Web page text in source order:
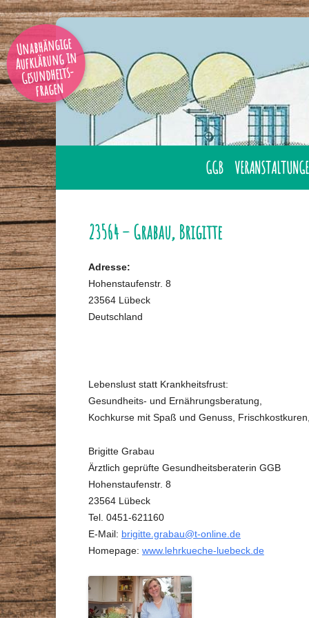
Unabhängige
Aufklärung in
Gesundheits-
fragen
GGB
DR. MAX-OTTO-BRUKER
PRESSE
23564 – Grabau, Brigitte
Adresse:
Hohenstaufenstr. 8
23564 Lübeck
Deutschland
Lebenslust statt Krankheitsfrust:
Gesundheits- und Ernährungsberatung,
Kochkurse mit Spaß und Genuss,
Brigitte Grabau
Ärztlich geprüfte Gesundheitsberaterin GGB
Hohenstaufenstr. 8
23564 Lübeck
Tel. 0451-621160
E-Mail: brigitte.grabau@t-online.de
Homepage: www.lehrkueche-luebeck.de